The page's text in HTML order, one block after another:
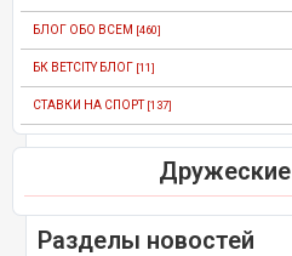
БЛОГ ОБО ВСЕМ [460]
БК BETCITY БЛОГ [11]
СТАВКИ НА СПОРТ [137]
Разделы новостей